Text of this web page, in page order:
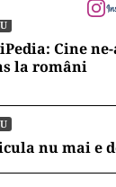
Cine
la români
nu mai e